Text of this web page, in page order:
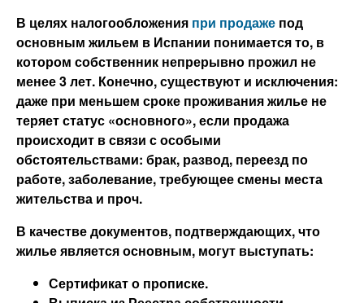
В целях налогообложения при продаже под
основным жильем в Испании понимается то, в
котором собственник непрерывно прожил не
менее 3 лет. Конечно, существуют и исключения:
даже при меньшем сроке проживания жилье не
теряет статус «основного», если продажа
происходит в связи с особыми
обстоятельствами: брак, развод, переезд по
работе, заболевание, требующее смены места
жительства и проч.
В качестве документов, подтверждающих, что
жилье является основным, могут выступать:
Сертификат о прописке.